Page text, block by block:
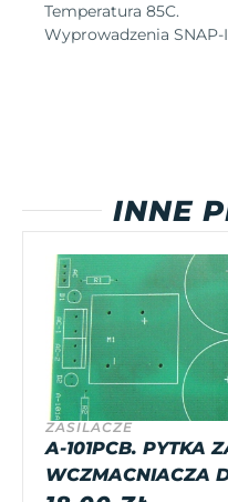
Temperatura 85C.
Wyprowadzenia SNAP-
INNE
ZASILACZE
A-101PCB. PYTKA
WCZMACNIACZA